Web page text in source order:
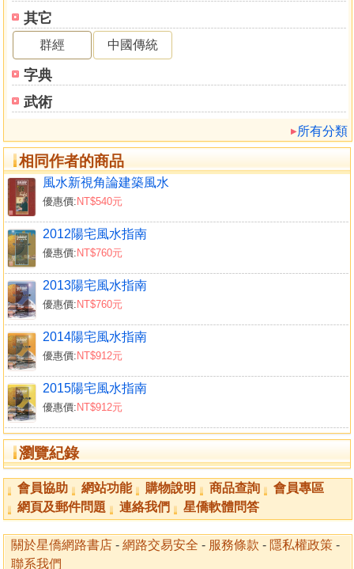
其它
群經 中國傳統
字典
武術
所有分類
相同作者的商品
風水新視角論建築風水
優惠價: NT$540元
2012陽宅風水指南
優惠價: NT$760元
2013陽宅風水指南
優惠價: NT$760元
2014陽宅風水指南
優惠價: NT$912元
2015陽宅風水指南
優惠價: NT$912元
瀏覽紀錄
會員協助 網站功能 購物說明 商品查詢
會員專區
網頁及郵件問題
連絡我們 星僑軟體問答
關於星僑網路書店 - 網路交易安全 - 服務條款 - 隱私權政策 -
聯系我們